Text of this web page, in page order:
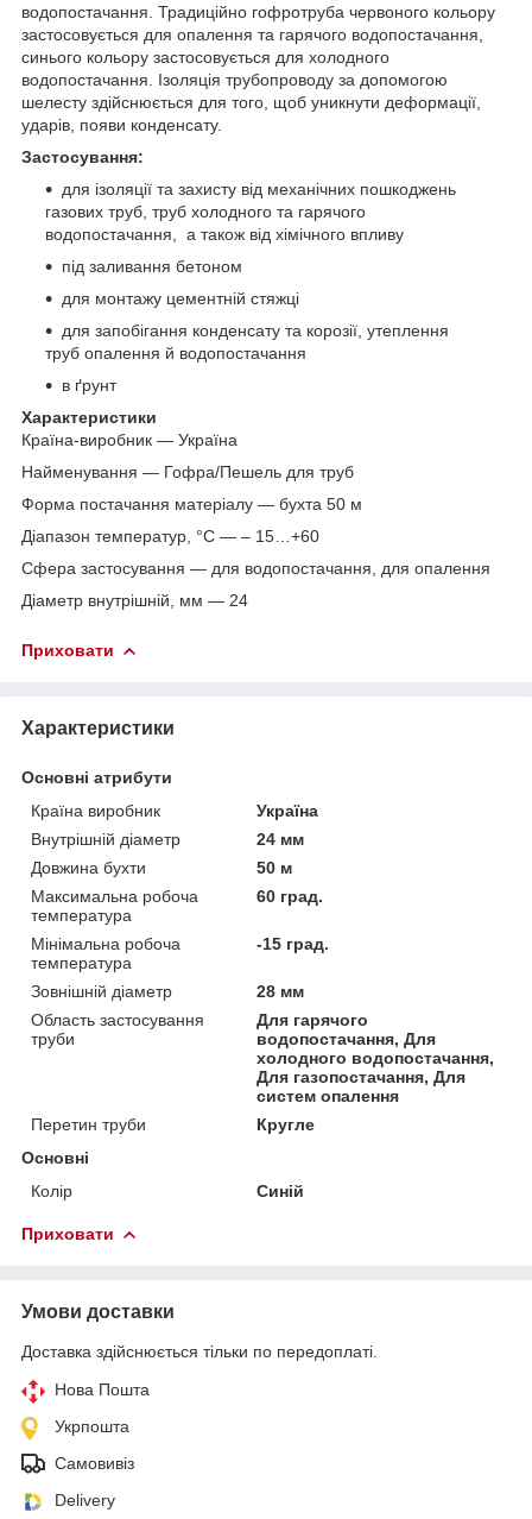
водопостачання. Традиційно гофротруба червоного кольору
застосовується для опалення та гарячого водопостачання,
синього кольору застосовується для холодного
водопостачання. Ізоляція трубопроводу за допомогою
шелесту здійснюється для того, щоб уникнути деформації,
ударів, появи конденсату.
Застосування:
для ізоляції та захисту від механічних пошкоджень
газових труб, труб холодного та гарячого
водопостачання, а також від хімічного впливу
під заливання бетоном
для монтажу цементній стяжці
для запобігання конденсату та корозії, утеплення
труб опалення й водопостачання
в ґрунт
Характеристики
Країна-виробник — Україна
Найменування — Гофра/Пешель для труб
Форма постачання матеріалу — бухта 50 м
Діапазон температур, °C — – 15…+60
Сфера застосування — для водопостачання, для опалення
Діаметр внутрішній, мм — 24
Приховати
Характеристики
Основні атрибути
Країна виробник
Україна
Внутрішній діаметр
24 мм
Довжина бухти
50 м
Максимальна робоча
температура
60 град.
Мінімальна робоча
температура
-15 град.
Зовнішній діаметр
28 мм
Область застосування
труби
Для гарячого
водопостачання, Для
холодного водопостачання,
Для газопостачання, Для
систем опалення
Перетин труби
Кругле
Основні
Колір
Синій
Приховати
Умови доставки
Доставка здійснюється тільки по передоплаті.
Нова Пошта
Укрпошта
Самовивіз
Delivery